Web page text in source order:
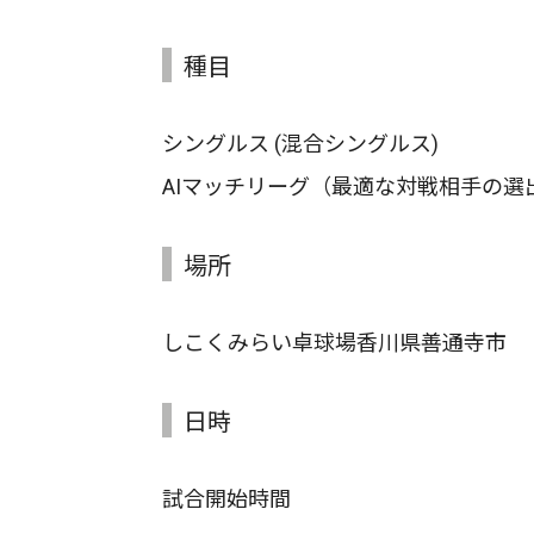
種目
シングルス (混合シングルス)
AIマッチリーグ（最適な対戦相手の選
場所
しこくみらい卓球場香川県善通寺市
日時
試合開始時間